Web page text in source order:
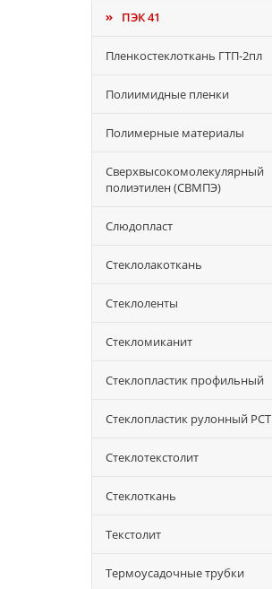
ПЭК 41
Пленкостеклоткань ГТП-2пл
Полиимидные пленки
Полимерные материалы
Сверхвысокомолекулярный
полиэтилен (СВМПЭ)
Слюдопласт
Стеклолакоткань
Стеклоленты
Стекломиканит
Стеклопластик профильный
Стеклопластик рулонный РСТ
Стеклотекстолит
Стеклоткань
Текстолит
Термоусадочные трубки